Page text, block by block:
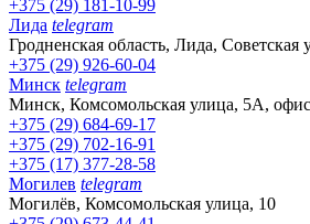
+375 (29) 181-10-99
Лида telegram
Гродненская область, Лида, Советская
+375 (29) 926-60-04
Минск telegram
Минск, Комсомольская улица, 5А,
+375 (29) 684-69-17
+375 (29) 702-16-91
+375 (17) 377-28-58
Могилев telegram
Могилёв, Комсомольская улица, 10